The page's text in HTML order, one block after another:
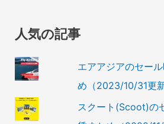
人気の記事
エアアジアのセー
め（2023/10/31更新
スクート(Scoot)の